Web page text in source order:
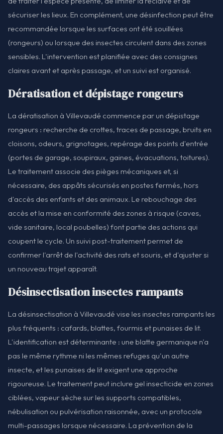
sécuriser les lieux. En complément, une désinfection peut être
recommandée lorsque les surfaces ont été souillées
(rongeurs) ou lorsque des insectes circulent dans des zones
sensibles. L'intervention est planifiée avec des consignes
claires avant et après passage, et un suivi est organisé.
Dératisation et dépistage rongeurs
La dératisation à Villevaudé commence par un dépistage
rongeurs : recherche de crottes, traces de passage, bruits en
cloisons, odeurs, grignotages, repérage des points d'entrée
(portes de garage, soupiraux, gaines, évacuations, toitures).
Le traitement associe des pièges mécaniques et, si
nécessaire, des appâts sécurisés en postes fermés, hors
d'accès des enfants et des animaux. Le rebouchage des
accès et la mise en conformité des zones à risque (caves,
vide sanitaire, local poubelles) font partie des actions qui
coupent le cycle. Un suivi post-traitement permet de
confirmer l'arrêt de l'activité des rats et souris, et d'ajuster si
un nouveau trajet apparaît.
Désinsectisation insectes rampants
La désinsectisation à Villevaudé vise les insectes rampants les
plus fréquents : cafards, blattes, fourmis et punaises de lit.
L'identification est déterminante : une blatte germanique n'a
pas le même rythme ni les mêmes refuges qu'un autre
insecte, et les punaises de lit exigent une approche
rigoureuse. Le traitement peut inclure gel insecticide en zones
ciblées, vapeur sèche sur les supports compatibles,
nébulisation ou pulvérisation raisonnée, avec un protocole
multi-passages lorsque nécessaire. La prévention de la